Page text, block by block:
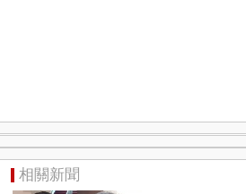
相關新聞